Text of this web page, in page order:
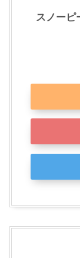
スノーピ